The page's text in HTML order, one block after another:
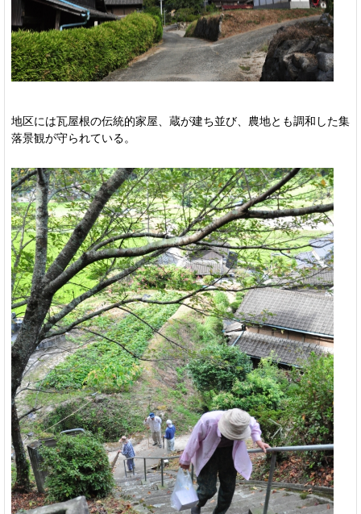
地区には瓦屋根の伝統的家屋、蔵が建ち並び、農地とも調和した集
落景観が守られている。